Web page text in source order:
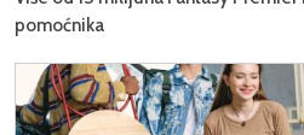
pomoćnika